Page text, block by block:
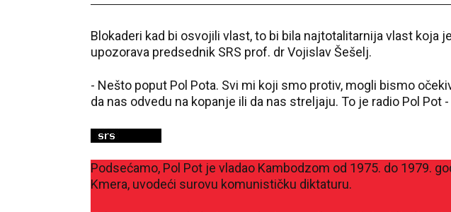
Blokaderi kad bi osvojili vlast, to bi bila najtotalitarnija vlast koja
upozorava predsednik SRS prof. dr Vojislav Šešelj.
- Nešto poput Pol Pota. Svi mi koji smo protiv, mogli bismo
da nas odvedu na kopanje ili da nas streljaju. To je radio Pol Pot
Podsećamo, Pol Pot je vladao Kambodzom od 1975. do 1979.
Kmera, uvodeći surovu komunističku diktaturu.